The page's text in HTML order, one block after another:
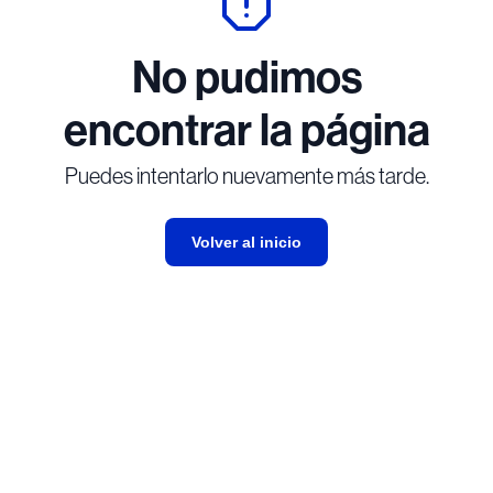
No pudimos
encontrar la página
Puedes intentarlo nuevamente más tarde.
Volver al inicio